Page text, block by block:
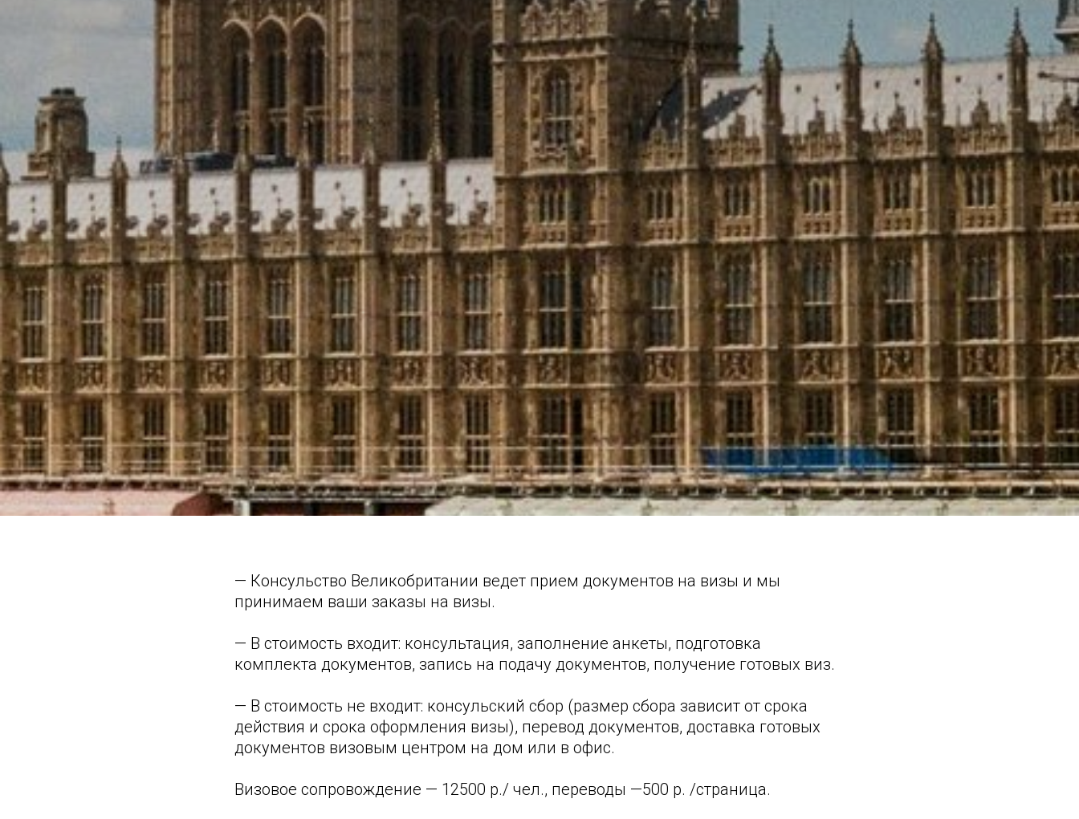
— Консульство Великобритании ведет прием документов на визы и мы
принимаем ваши заказы на визы.
— В стоимость входит: консультация, заполнение анкеты, подготовка
комплекта документов, запись на подачу документов, получение готовых виз.
— В стоимость не входит: консульский сбор (размер сбора зависит от срока
действия и срока оформления визы), перевод документов, доставка готовых
документов визовым центром на дом или в офис.
Визовое сопровождение — 12500 р./ чел., переводы —500 р. /страница.